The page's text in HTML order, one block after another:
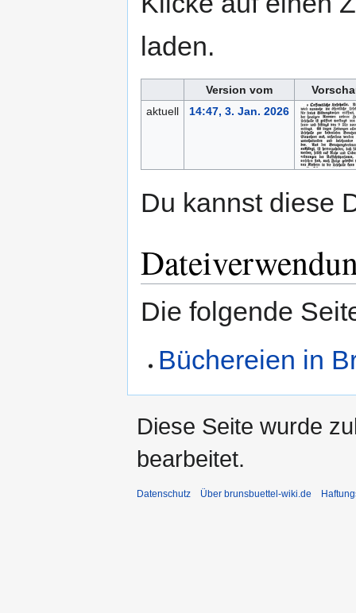
laden.
Version vom
aktuell
14:47, 3. Jan. 2026
Du kannst diese
Die folgende
Büchereien in
Diese Seite wurde
bearbeitet.
Datenschutz Über brunsbuettel-wiki.de